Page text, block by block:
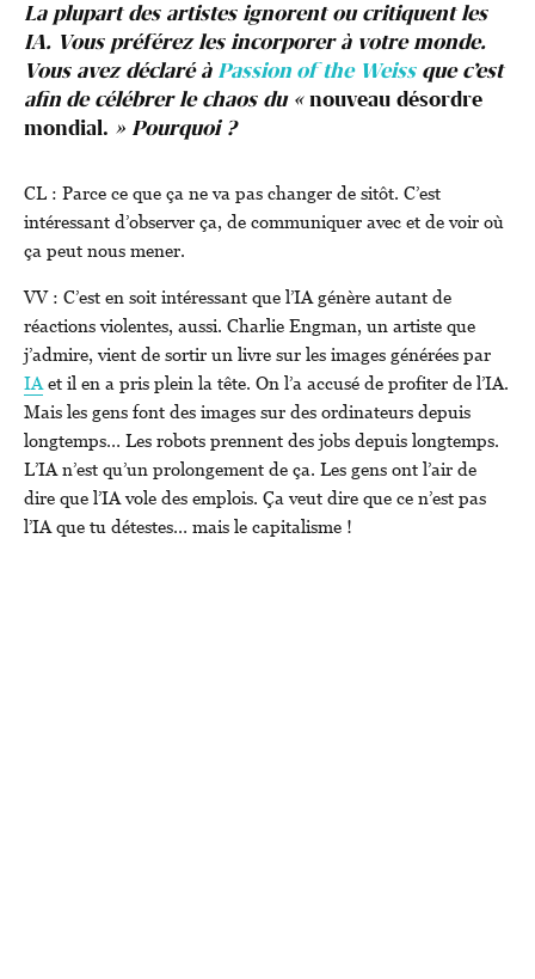
La plupart des artistes ignorent ou critiquent les
IA. Vous préférez les incorporer à votre monde.
Vous avez déclaré à Passion of the Weissque c’est
afin de célébrer le chaos du «nouveau désordre
mondial. » Pourquoi ?
CL : Parce ce que ça ne va pas changer de sitôt. C’est
intéressant d’observer ça, de communiquer avec et de voir où
ça peut nous mener.
VV : C’est en soit intéressant que l’IA génère autant de
réactions violentes, aussi. Charlie Engman, un artiste que
j’admire, vient de sortir un livre sur les images générées par
IAet il en a pris plein la tête. On l’a accusé de profiter de l’IA.
Mais les gens font des images sur des ordinateurs depuis
longtemps… Les robots prennent des jobs depuis longtemps.
L’IA n’est qu’un prolongement de ça. Les gens ont l’air de
dire que l’IA vole des emplois. Ça veut dire que ce n’est pas
l’IA que tu détestes… mais le capitalisme !